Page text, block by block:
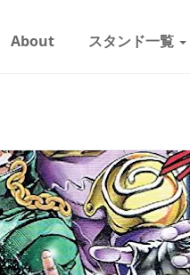
About スタンド一覧